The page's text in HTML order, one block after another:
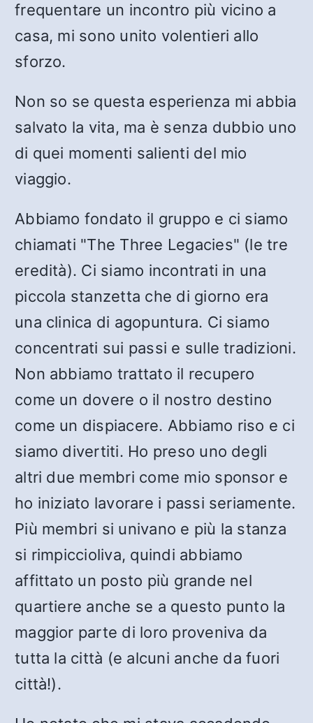
frequentare un incontro più vicino a
casa, mi sono unito volentieri allo
sforzo.
Non so se questa esperienza mi abbia
salvato la vita, ma è senza dubbio uno
di quei momenti salienti del mio
viaggio.
Abbiamo fondato il gruppo e ci siamo
chiamati "The Three Legacies" (le tre
eredità). Ci siamo incontrati in una
piccola stanzetta che di giorno era
una clinica di agopuntura. Ci siamo
concentrati sui passi e sulle tradizioni.
Non abbiamo trattato il recupero
come un dovere o il nostro destino
come un dispiacere. Abbiamo riso e ci
siamo divertiti. Ho preso uno degli
altri due membri come mio sponsor e
ho iniziato lavorare i passi seriamente.
Più membri si univano e più la stanza
si rimpiccioliva, quindi abbiamo
affittato un posto più grande nel
quartiere anche se a questo punto la
maggior parte di loro proveniva da
tutta la città (e alcuni anche da fuori
città!).